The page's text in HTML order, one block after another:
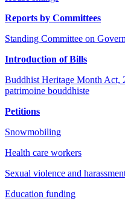
Reports by Committees
Standing Committee on
Introduction of Bills
Buddhist Heritage Month Act,
patrimoine bouddhiste
Petitions
Snowmobiling
Health care workers
Sexual violence and
Education funding